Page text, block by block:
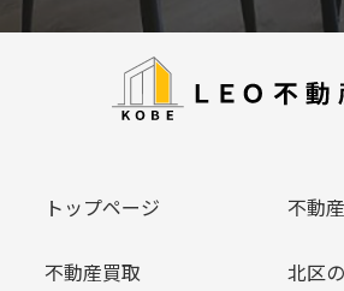
トップページ 不動
不動産買取 北区